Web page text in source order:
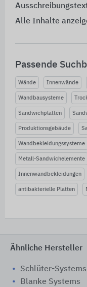
Alle Inhalte
Passende
Wände Innenwände
Wandbausysteme
Sandwichplatten
Produktionsgebäude
Wandbekleidungssysteme
Metall-Sandwichelemente
Innenwandbekleidungen
antibakterielle Platten
Ähnliche Hersteller
Schlüter-Systems
Blanke Systems